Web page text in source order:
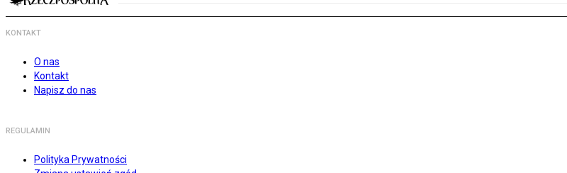
KONTAKT
O nas
Kontakt
Napisz do nas
REGULAMIN
Polityka Prywatności